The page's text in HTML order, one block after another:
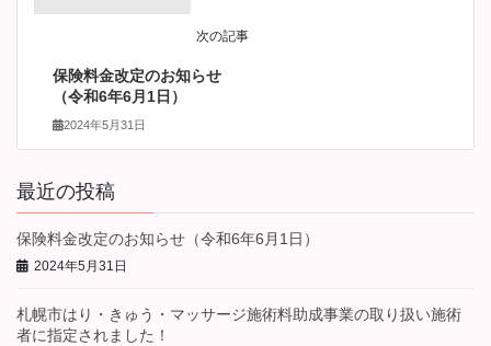
次の記事
保険料金改定のお知らせ
（令和6年6月1日）
2024年5月31日
最近の投稿
保険料金改定のお知らせ（令和6年6月1日）
2024年5月31日
札幌市はり・きゅう・マッサージ施術料助成事業の取り扱い施術
者に指定されました！